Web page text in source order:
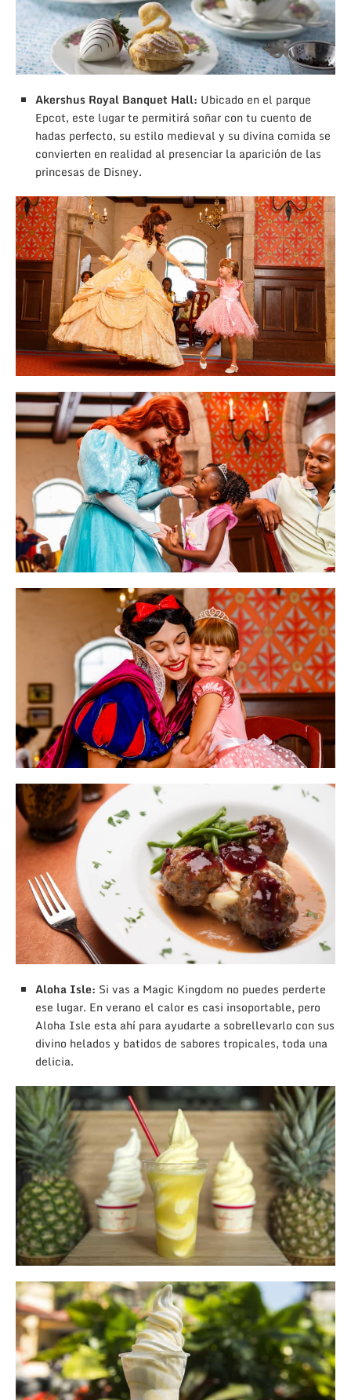
Akershus Royal Banquet Hall: Ubicado en el parque
Epcot, este lugar te permitirá soñar con tu cuento de
hadas perfecto, su estilo medieval y su divina comida se
convierten en realidad al presenciar la aparición de las
princesas de Disney.
Aloha Isle: Si vas a Magic Kingdom no puedes perderte
ese lugar. En verano el calor es casi insoportable, pero
Aloha Isle esta ahí para ayudarte a sobrellevarlo con sus
divino helados y batidos de sabores tropicales, toda una
delicia.